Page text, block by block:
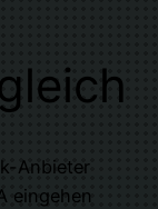
Anbieter
eingehen